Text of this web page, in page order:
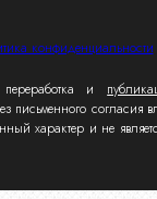
конфиденциальности
и
письменного согласия
характер и не